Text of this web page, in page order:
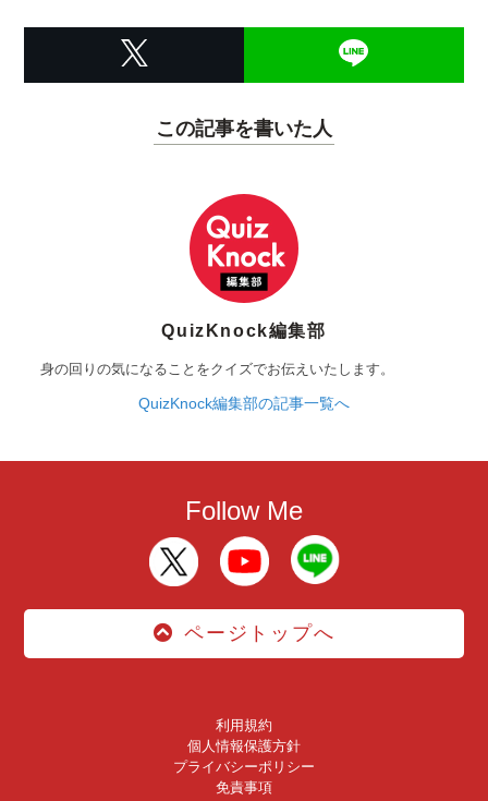
この記事を書いた人
QuizKnock編集部
身の回りの気になることをクイズでお伝えいたします。
QuizKnock編集部の記事一覧へ
Follow Me
ページトップへ
利用規約
個人情報保護方針
プライバシーポリシー
免責事項